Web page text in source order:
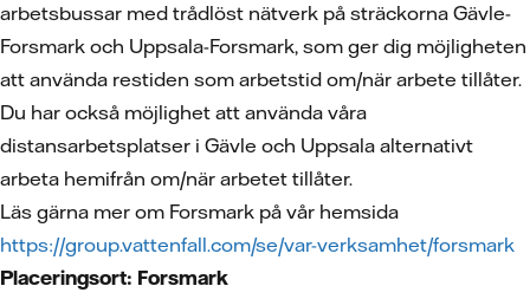
arbetsbussar med trådlöst nätverk på sträckorna Gävle-
Forsmark och Uppsala-Forsmark, som ger dig möjligheten
att använda restiden som arbetstid om/när arbete tillåter.
Du har också möjlighet att använda våra
distansarbetsplatser i Gävle och Uppsala alternativt
arbeta hemifrån om/när arbetet tillåter.
Läs gärna mer om Forsmark på vår hemsida
https://group.vattenfall.com/se/var-verksamhet/forsmark
Placeringsort: Forsmark